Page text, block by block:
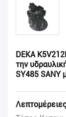
DEKA
την
SY485 SANY